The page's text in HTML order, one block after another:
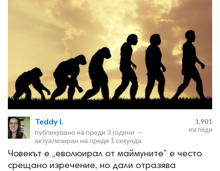
Teddy I.
публикувано на преди 3 години —
актуализиран на преди 1 секунда
1,901
изгледи
Човекът е „еволюирал от маймуните“ е често
срещано изречение, но дали отразява